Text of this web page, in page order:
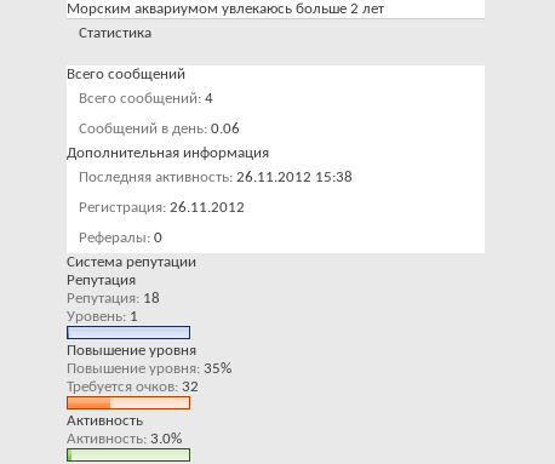
Морским аквариумом увлекаюсь больше 2 лет
Статистика
Всего сообщений
Всего сообщений 4
Сообщений в день 0.06
Дополнительная информация
Последняя активность 26.11.2012 15:38
Регистрация 26.11.2012
Рефералы 0
Система репутации
Репутация
Репутация 18
Уровень 1
Повышение уровня
Повышение уровня 35%
Требуется очков 32
Активность
Активность 3.0%